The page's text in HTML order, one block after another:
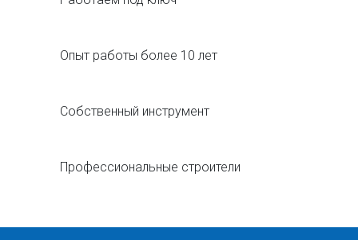
Опыт работы более 10 лет
Собственный инструмент
Профессиональные строители